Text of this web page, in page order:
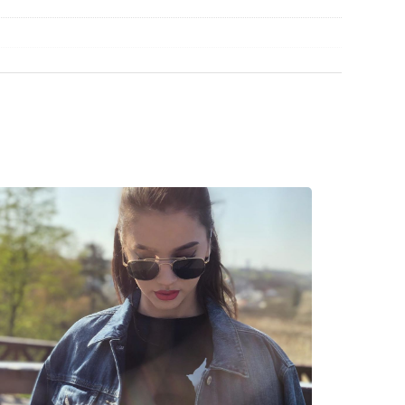
Το χρώμα της θήκης και ο σχεδιασμός της
θήκη αντί για πανί.